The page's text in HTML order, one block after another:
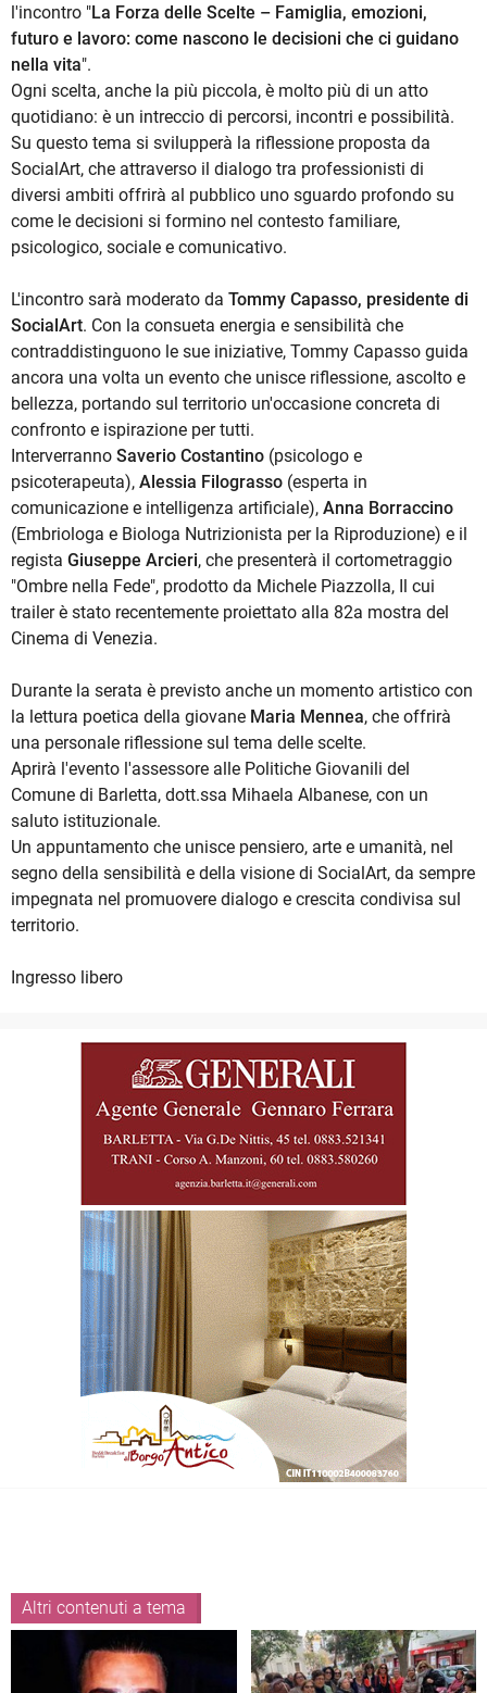
l'incontro "La Forza delle Scelte – Famiglia, emozioni,
futuro e lavoro: come nascono le decisioni che ci guidano
nella vita".
Ogni scelta, anche la più piccola, è molto più di un atto
quotidiano: è un intreccio di percorsi, incontri e possibilità.
Su questo tema si svilupperà la riflessione proposta da
SocialArt, che attraverso il dialogo tra professionisti di
diversi ambiti offrirà al pubblico uno sguardo profondo su
come le decisioni si formino nel contesto familiare,
psicologico, sociale e comunicativo.
L'incontro sarà moderato da Tommy Capasso, presidente di
SocialArt. Con la consueta energia e sensibilità che
contraddistinguono le sue iniziative, Tommy Capasso guida
ancora una volta un evento che unisce riflessione, ascolto e
bellezza, portando sul territorio un'occasione concreta di
confronto e ispirazione per tutti.
Interverranno Saverio Costantino (psicologo e
psicoterapeuta), Alessia Filograsso (esperta in
comunicazione e intelligenza artificiale), Anna Borraccino
(Embriologa e Biologa Nutrizionista per la Riproduzione) e il
regista Giuseppe Arcieri, che presenterà il cortometraggio
"Ombre nella Fede", prodotto da Michele Piazzolla, Il cui
trailer è stato recentemente proiettato alla 82a mostra del
Cinema di Venezia.
Durante la serata è previsto anche un momento artistico con
la lettura poetica della giovane Maria Mennea, che offrirà
una personale riflessione sul tema delle scelte.
Aprirà l'evento l'assessore alle Politiche Giovanili del
Comune di Barletta, dott.ssa Mihaela Albanese, con un
saluto istituzionale.
Un appuntamento che unisce pensiero, arte e umanità, nel
segno della sensibilità e della visione di SocialArt, da sempre
impegnata nel promuovere dialogo e crescita condivisa sul
territorio.
Ingresso libero
Altri contenuti a tema